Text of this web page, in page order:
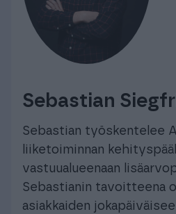
Sebastian
Sebastian työskentelee
liiketoiminnan
vastuualueenaan
Sebastianin tavoitteena
asiakkaiden